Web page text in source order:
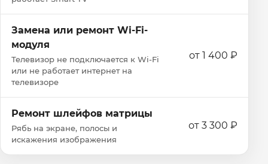
Замена или ремонт Wi‑Fi-
модуля
Телевизор не подключается к Wi‑Fi
или не работает интернет на
телевизоре
от 1 400 ₽
Ремонт шлейфов матрицы
Рябь на экране, полосы и
искажения изображения
от 3 300 ₽